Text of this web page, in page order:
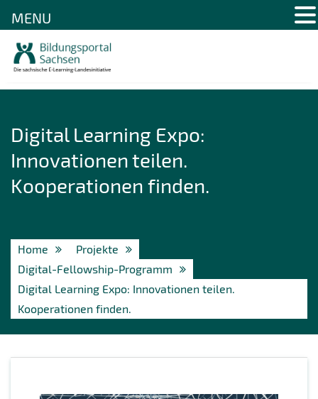
Digital Learning Expo:
Innovationen teilen.
Kooperationen finden.
Home
Projekte
Digital-Fellowship-Programm
Digital Learning Expo: Innovationen teilen.
Kooperationen finden.
MENU